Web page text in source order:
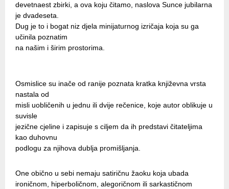
devetnaest zbirki, a ova koju čitamo, naslova Sunce jubilarna
je dvadeseta.
Dug je to i bogat niz djela minijaturnog izričaja koja su ga
učinila poznatim
na našim i širim prostorima.
Osmislice su inače od ranije poznata kratka književna vrsta
nastala od
misli uobličenih u jednu ili dvije rečenice, koje autor oblikuje u
suvisle
jezične cjeline i zapisuje s ciljem da ih predstavi čitateljima
kao duhovnu
podlogu za njihova dublja promišljanja.
One obično u sebi nemaju satiričnu žaoku koja ubada
ironičnom, hiperboličnom, alegoričnom ili sarkastičnom